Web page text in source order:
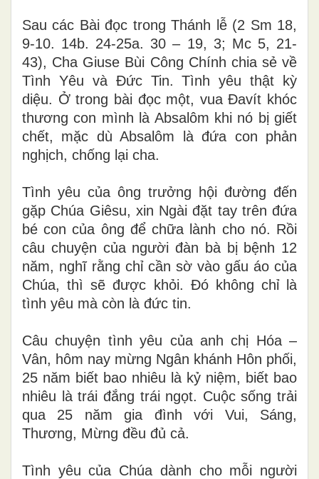
Sau các Bài đọc trong Thánh lễ (2 Sm 18,
9-10. 14b. 24-25a. 30 – 19, 3; Mc 5, 21-
43), Cha Giuse Bùi Công Chính chia sẻ về
Tình Yêu và Đức Tin. Tình yêu thật kỳ
diệu. Ở trong bài đọc một, vua Đavít khóc
thương con mình là Absalôm khi nó bị giết
chết, mặc dù Absalôm là đứa con phản
nghịch, chống lại cha.
Tình yêu của ông trưởng hội đường đến
gặp Chúa Giêsu, xin Ngài đặt tay trên đứa
bé con của ông để chữa lành cho nó. Rồi
câu chuyện của người đàn bà bị bệnh 12
năm, nghĩ rằng chỉ cần sờ vào gấu áo của
Chúa, thì sẽ được khỏi. Đó không chỉ là
tình yêu mà còn là đức tin.
Câu chuyện tình yêu của anh chị Hóa –
Vân, hôm nay mừng Ngân khánh Hôn phối,
25 năm biết bao nhiêu là kỷ niệm, biết bao
nhiêu là trái đắng trái ngọt. Cuộc sống trải
qua 25 năm gia đình với Vui, Sáng,
Thương, Mừng đều đủ cả.
Tình yêu của Chúa dành cho mỗi người